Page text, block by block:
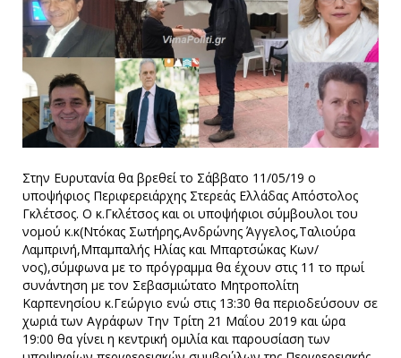
Στην Ευρυτανία θα βρεθεί το Σάββατο 11/05/19 ο
υποψήφιος Περιφερειάρχης Στερεάς Ελλάδας Απόστολος
Γκλέτσος. Ο κ.Γκλέτσος και οι υποψήφιοι σύμβουλοι του
νομού κ.κ(Ντόκας Σωτήρης,Ανδρώνης Άγγελος,Ταλιούρα
Λαμπρινή,Μπαμπαλής Ηλίας και Μπαρτσώκας Κων/
νος),σύμφωνα με το πρόγραμμα θα έχουν στις 11 το πρωί
συνάντηση με τον Σεβασμιώτατο Μητροπολίτη
Καρπενησίου κ.Γεώργιο ενώ στις 13:30 θα περιοδεύσουν σε
χωριά των Αγράφων Την Τρίτη 21 Μαΐου 2019 και ώρα
19:00 θα γίνει η κεντρική ομιλία και παρουσίαση των